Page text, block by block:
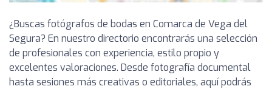
¿Buscas fotógrafos de bodas en Comarca de Vega del
Segura? En nuestro directorio encontrarás una selección
de profesionales con experiencia, estilo propio y
excelentes valoraciones. Desde fotografía documental
hasta sesiones más creativas o editoriales, aquí podrás